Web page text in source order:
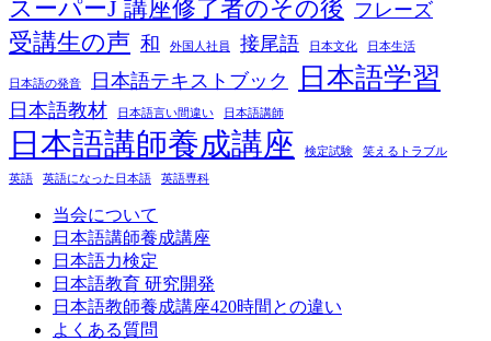
スーパーJ 講座修了者のその後 フレーズ
受講生の声 和 外国人社員 接尾語 日本文化 日本生活
日本語の発音 日本語テキストブック 日本語学習
日本語教材 日本語言い間違い 日本語講師
日本語講師養成講座 検定試験 笑えるトラブル
英語 英語になった日本語 英語専科
当会について
日本語講師養成講座
日本語力検定
日本語教育 研究開発
日本語教師養成講座420時間との違い
よくある質問